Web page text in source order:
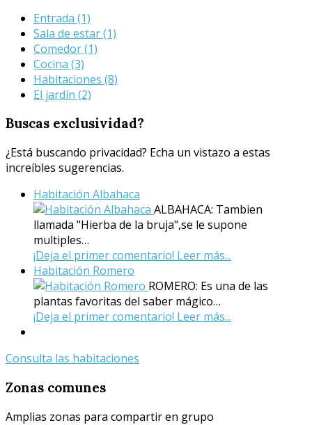
Entrada (1)
Sala de estar(1)
Comedor(1)
Cocina (3)
Habitaciones (8)
El jardín (2)
Buscas exclusividad?
¿Está buscando privacidad? Echa un vistazo a estas
increíbles sugerencias.
Habitación Albahaca
ALBAHACA: Tambien
llamada "Hierba de la bruja",se le supone
multiples…
¡Deja el primer comentario! Leer más...
Habitación Romero
ROMERO: Es una de las
plantas favoritas del saber mágico…
¡Deja el primer comentario! Leer más...
Consulta las habitaciones
Zonas comunes
Amplias zonas para compartir en grupo